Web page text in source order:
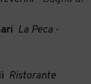
La Peca -
Ristorante